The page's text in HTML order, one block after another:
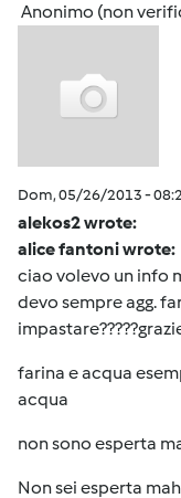
Anonimo (non
Dom, 05/26/2013 -
alekos2 wrote:
alice fantoni wrote:
ciao volevo un info
devo sempre agg.
farina e acqua
acqua
non sono esperta
Non sei esperta